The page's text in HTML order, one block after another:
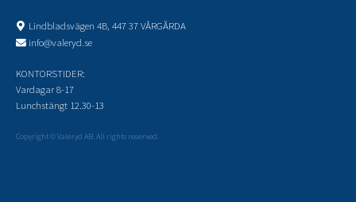
Lindbladsvägen 4B, 447 37 VÅRGÅRDA
info@valeryd.se
KONTORSTIDER:
Vardagar 8-17
Lunchstängt 12.30-13
Copyright © Valeryd AB. All rights reserved.